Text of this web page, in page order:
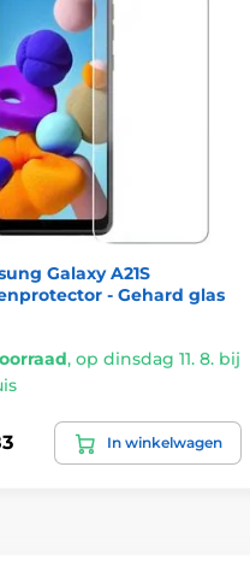
Galaxy A21S
- Gehard glas
, op dinsdag 11. 8. bij
In winkelwagen